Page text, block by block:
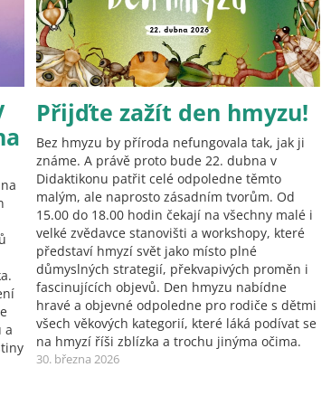
a
Přijďte zažít den hmyzu!
Bez hmyzu by příroda nefungovala tak, jak ji
známe. A právě proto bude 22. dubna v
Didaktikonu patřit celé odpoledne těmto
malým, ale naprosto zásadním tvorům. Od
15.00 do 18.00 hodin čekají na všechny malé i
velké zvědavce stanovišti a workshopy, které
představí hmyzí svět jako místo plné
důmyslných strategií, překvapivých proměn i
fascinujících objevů. Den hmyzu nabídne
hravé a objevné odpoledne pro rodiče s dětmi
všech věkových kategorií, které láká podívat se
na hmyzí říši zblízka a trochu jinýma očima.
30. března 2026